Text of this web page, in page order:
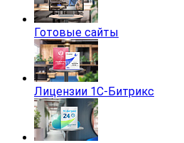
Готовые сайты
Лицензии 1С-Битрикс